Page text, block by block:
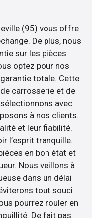
(95) vous offre
De plus, nous
sur les pièces
optez pour nos
totale. Cette
carrosserie et de
avec
à nos clients.
et leur fiabilité.
l’esprit tranquille.
en bon état et
Nous veillons à
dans un délai
tout souci
pourrez rouler en
De fait pas